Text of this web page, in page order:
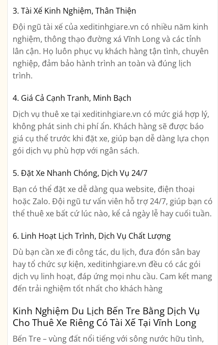
3. Tài Xế Kinh Nghiệm, Thân Thiện
Đội ngũ tài xế của xeditinhgiare.vn có nhiều năm kinh
nghiệm, thông thạo đường xá Vĩnh Long và các tỉnh
lân cận. Họ luôn phục vụ khách hàng tận tình, chuyên
nghiệp, đảm bảo hành trình an toàn và đúng lịch
trình.
4. Giá Cả Cạnh Tranh, Minh Bạch
Dịch vụ thuê xe tại xeditinhgiare.vn có mức giá hợp lý,
không phát sinh chi phí ẩn. Khách hàng sẽ được báo
giá cụ thể trước khi đặt xe, giúp bạn dễ dàng lựa chọn
gói dịch vụ phù hợp với ngân sách.
5. Đặt Xe Nhanh Chóng, Dịch Vụ 24/7
Bạn có thể đặt xe dễ dàng qua website, điện thoại
hoặc Zalo. Đội ngũ tư vấn viên hỗ trợ 24/7, giúp bạn có
thể thuê xe bất cứ lúc nào, kể cả ngày lễ hay cuối tuần.
6. Linh Hoạt Lịch Trình, Dịch Vụ Chất Lượng
Dù bạn cần xe đi công tác, du lịch, đưa đón sân bay
hay tổ chức sự kiện, xeditinhgiare.vn đều có các gói
dịch vụ linh hoạt, đáp ứng mọi nhu cầu. Cam kết mang
đến trải nghiệm tốt nhất cho khách hàng
Kinh Nghiệm Du Lịch Bến Tre Bằng Dịch Vụ
Cho Thuê Xe Riêng Có Tài Xế Tại Vĩnh Long
Bến Tre – vùng đất nổi tiếng với sông nước hữu tình,